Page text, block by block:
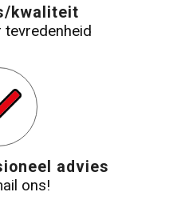
kwaliteit
advies
ons!